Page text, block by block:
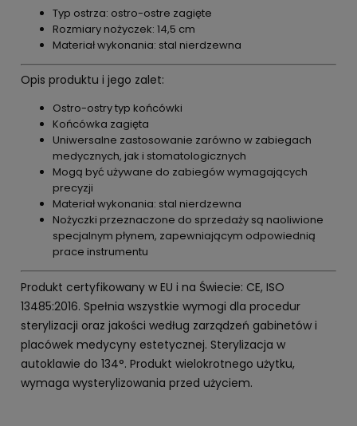
Typ ostrza: ostro-ostre zagięte
Rozmiary nożyczek: 14,5 cm
Materiał wykonania: stal nierdzewna
Opis produktu i jego zalet:
Ostro-ostry typ końcówki
Końcówka zagięta
Uniwersalne zastosowanie zarówno w zabiegach
medycznych, jak i stomatologicznych
Mogą być używane do zabiegów wymagających
precyzji
Materiał wykonania: stal nierdzewna
Nożyczki przeznaczone do sprzedaży są naoliwione
specjalnym płynem, zapewniającym odpowiednią
prace instrumentu
Produkt certyfikowany w EU i na Świecie: CE, ISO
13485:2016. Spełnia wszystkie wymogi dla procedur
sterylizacji oraz jakości według zarządzeń gabinetów i
placówek medycyny estetycznej. Sterylizacja w
autoklawie do 134°. Produkt wielokrotnego użytku,
wymaga wysterylizowania przed użyciem.